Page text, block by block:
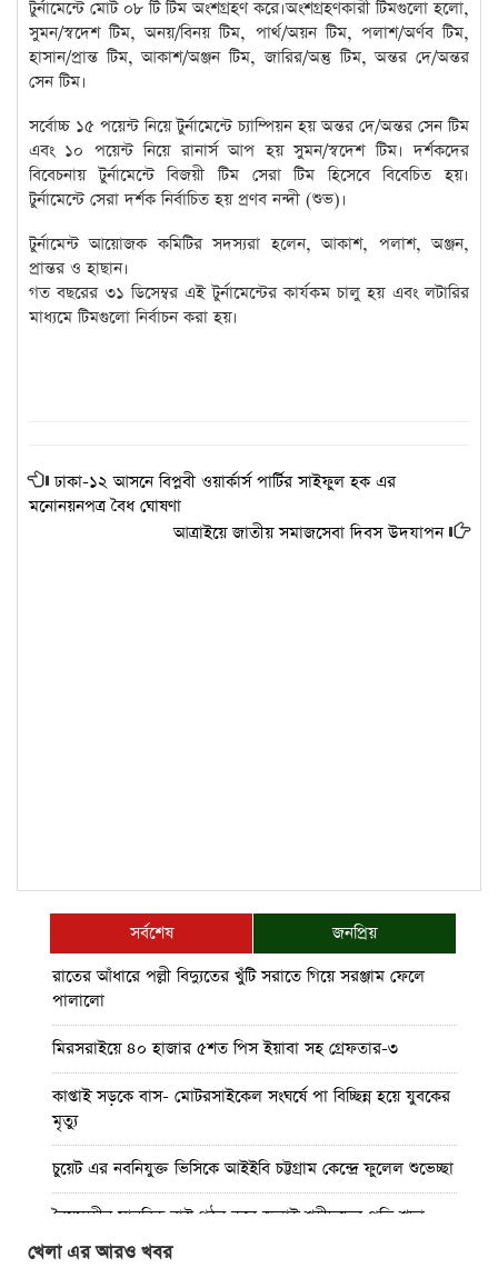
টুর্নামেন্টে মোট ০৮ টি টিম অংশগ্রহণ করে।অংশগ্রহণকারী টিমগুলো হলো,
সুমন/স্বদেশ টিম, অনয়/বিনয় টিম, পার্থ/অয়ন টিম, পলাশ/অর্ণব টিম,
হাসান/প্রান্ত টিম, আকাশ/অঞ্জন টিম, জারির/অন্তু টিম, অন্তর দে/অন্তর
সেন টিম।
সর্বোচ্চ ১৫ পয়েন্ট নিয়ে টুর্নামেন্টে চ্যাম্পিয়ন হয় অন্তর দে/অন্তর সেন টিম
এবং ১০ পয়েন্ট নিয়ে রানার্স আপ হয় সুমন/স্বদেশ টিম। দর্শকদের
বিবেচনায় টুর্নামেন্টে বিজয়ী টিম সেরা টিম হিসেবে বিবেচিত হয়।
টুর্নামেন্টে সেরা দর্শক নির্বাচিত হয় প্রণব নন্দী (শুভ)।
টুর্নামেন্ট আয়োজক কমিটির সদস্যরা হলেন, আকাশ, পলাশ, অঞ্জন,
প্রান্তর ও হাছান।
গত বছরের ৩১ ডিসেম্বর এই টুর্নামেন্টের কার্যকম চালু হয় এবং লটারির
মাধ্যমে টিমগুলো নির্বাচন করা হয়।
ঢাকা-১২ আসনে বিপ্লবী ওয়ার্কার্স পার্টির সাইফুল হক এর
মনোনয়নপত্র বৈধ ঘোষণা
আত্রাইয়ে জাতীয় সমাজসেবা দিবস উদযাপন
সর্বশেষ
জনপ্রিয়
রাতের আঁধারে পল্লী বিদ্যুতের খুঁটি সরাতে গিয়ে সরঞ্জাম ফেলে
পালালো
মিরসরাইয়ে ৪০ হাজার ৫শত পিস ইয়াবা সহ গ্রেফতার-৩
কাপ্তাই সড়কে বাস- মোটরসাইকেল সংঘর্ষে পা বিচ্ছিন্ন হয়ে যুবকের
মৃত্যু
চুয়েট এর নবনিযুক্ত ভিসিকে আইইবি চট্টগ্রাম কেন্দ্রে ফুলেল শুভেচ্ছা
বৈষম্যহীন মানবিক রাষ্ট্র গঠন করে জুলাই শহীদদের প্রতি শ্রদ্ধা
জানাতে হবে : জননেতা সাইফুল হক
খেলা এর আরও খবর